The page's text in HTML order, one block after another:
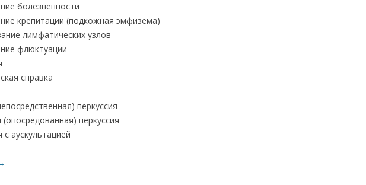
болезненности
крепитации (подкожная эмфизема)
лимфатических узлов
флюктуации
справка
перкуссия
перкуссия
с аускультацией